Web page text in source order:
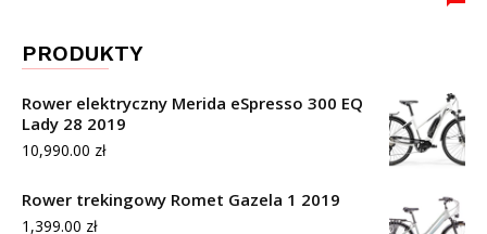
PRODUKTY
Rower elektryczny Merida eSpresso 300 EQ
Lady 28 2019
10,990.00 zł
Rower trekingowy Romet Gazela 1 2019
1,399.00 zł